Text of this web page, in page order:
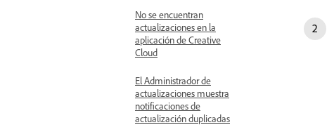
No se encuentran
actualizaciones en la
aplicación de Creative
Cloud
El Administrador de
actualizaciones muestra
notificaciones de
actualización duplicadas